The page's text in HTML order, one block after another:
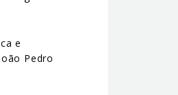
e
Pedro